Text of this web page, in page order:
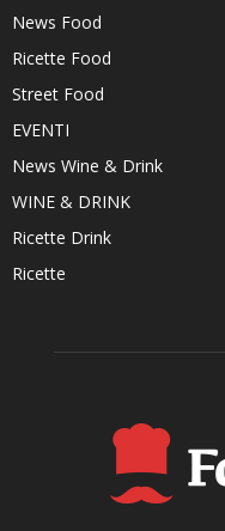
News Food
Ricette Food
Street Food
EVENTI
News Wine & Drink
WINE & DRINK
Ricette Drink
Ricette